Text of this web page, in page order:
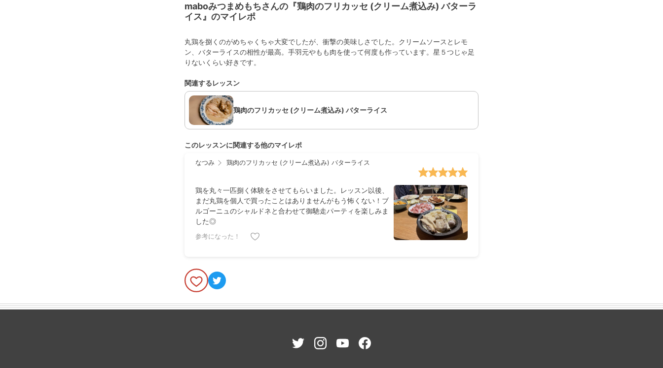
maboみつまめもちさんの『鶏肉のフリカッセ (クリーム煮込み) バターラ
イス』のマイレポ
丸鶏を捌くのがめちゃくちゃ大変でしたが、衝撃の美味しさでした。クリームソースとレモ
ン、バターライスの相性が最高。手羽元やもも肉を使って何度も作っています。星５つじゃ足
りないくらい好きです。
関連するレッスン
鶏肉のフリカッセ (クリーム煮込み) バターライス
このレッスンに関連する他のマイレポ
なつみ 鶏肉のフリカッセ (クリーム煮込み) バターライス
鶏を丸々一匹捌く体験をさせてもらいました。レッスン以後、
まだ丸鶏を個人で買ったことはありませんがもう怖くない！ブ
ルゴーニュのシャルドネと合わせて御馳走パーティを楽しみま
した◎
参考になった！